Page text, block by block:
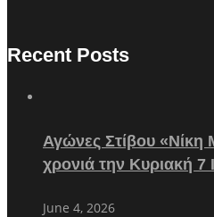
Recent Posts
Αγώνες Στίβου «Νίκη
χρονιά την Κυριακή 7
June 4, 2026